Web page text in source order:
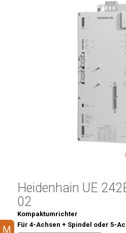
Heidenhain UE
02
Kompaktumrichter
Für 4-Achsen + Spindel oder 5-